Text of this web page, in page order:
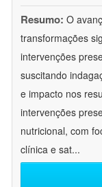
Resumo: O
transformações
intervenções
suscitando
e impacto nos
intervenções
nutricional, com
clínica e sat...